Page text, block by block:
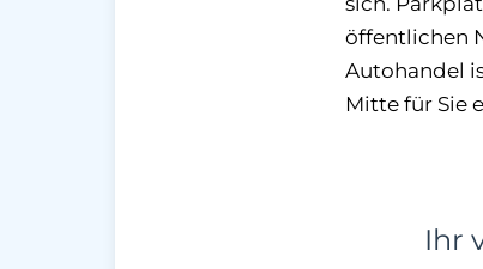
öffentlichen
Autohandel
Mitte für Sie
Ihr